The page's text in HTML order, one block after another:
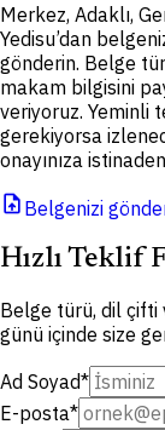
Merkez, Adaklı,
Yedisu’dan
gönderin. Belge
makam bilgisini
veriyoruz. Yeminli
gerekiyorsa
onayınıza
upload_file Belgenizi
Hızlı Teklif
Belge türü, dil çifti
günü içinde size
Ad Soyad*
E-posta*